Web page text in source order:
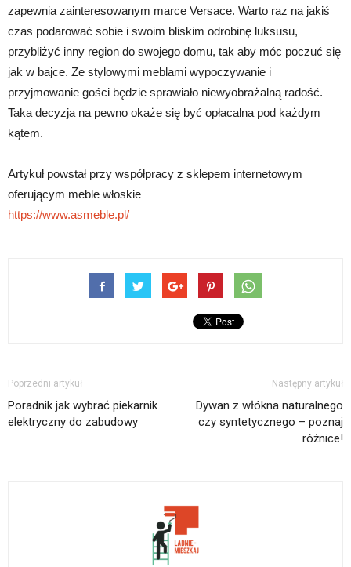
zapewnia zainteresowanym marce Versace. Warto raz na jakiś
czas podarować sobie i swoim bliskim odrobinę luksusu,
przybliżyć inny region do swojego domu, tak aby móc poczuć się
jak w bajce. Ze stylowymi meblami wypoczywanie i
przyjmowanie gości będzie sprawiało niewyobrażalną radość.
Taka decyzja na pewno okaże się być opłacalna pod każdym
kątem.
Artykuł powstał przy współpracy z sklepem internetowym
oferującym meble włoskie
https://www.asmeble.pl/
Poprzedni artykuł
Poradnik jak wybrać piekarnik
elektryczny do zabudowy
Następny artykuł
Dywan z włókna naturalnego
czy syntetycznego – poznaj
różnice!